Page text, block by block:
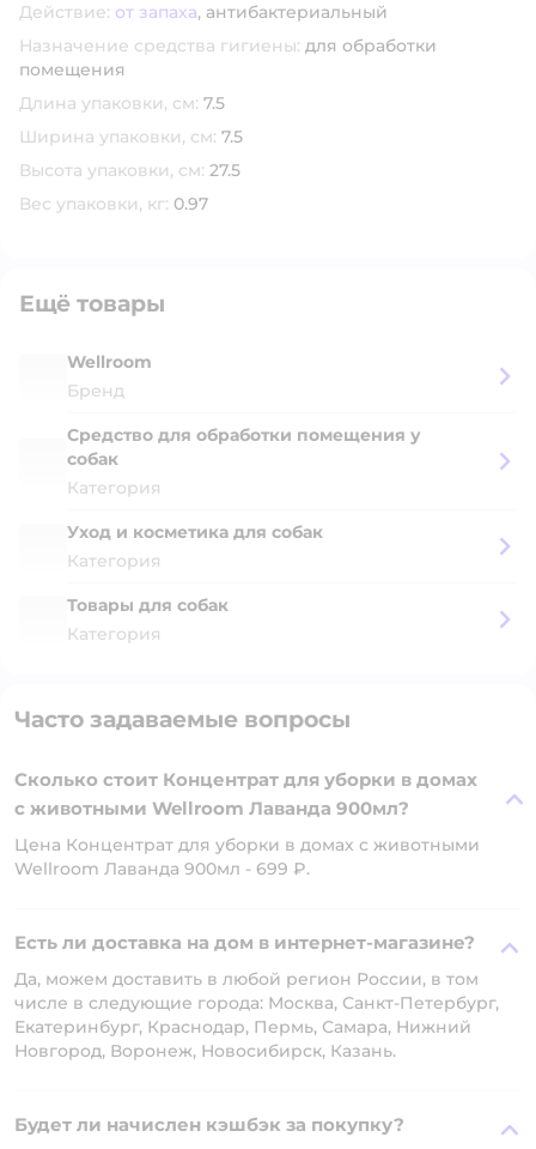
Действие: от запаха, антибактериальный
Назначение средства гигиены: для обработки
помещения
Длина упаковки, см: 7.5
Ширина упаковки, см: 7.5
Высота упаковки, см: 27.5
Вес упаковки, кг: 0.97
Ещё товары
Wellroom
Бренд
Средство для обработки помещения у
собак
Категория
Уход и косметика для собак
Категория
Товары для собак
Категория
Часто задаваемые вопросы
Сколько стоит Концентрат для уборки в домах
с животными Wellroom Лаванда 900мл?
Цена Концентрат для уборки в домах с животными
Wellroom Лаванда 900мл - 699 ₽.
Есть ли доставка на дом в интернет-магазине?
Да, можем доставить в любой регион России, в том
числе в следующие города: Москва, Санкт-Петербург,
Екатеринбург, Краснодар, Пермь, Самара, Нижний
Новгород, Воронеж, Новосибирск, Казань.
Будет ли начислен кэшбэк за покупку?